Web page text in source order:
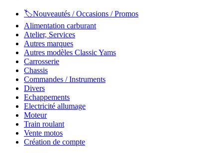
🏷️Nouveautés / Occasions / Promos
Alimentation carburant
Atelier, Services
Autres marques
Autres modèles Classic Yams
Carrosserie
Chassis
Commandes / Instruments
Divers
Echappements
Electricité allumage
Moteur
Train roulant
Vente motos
Création de compte